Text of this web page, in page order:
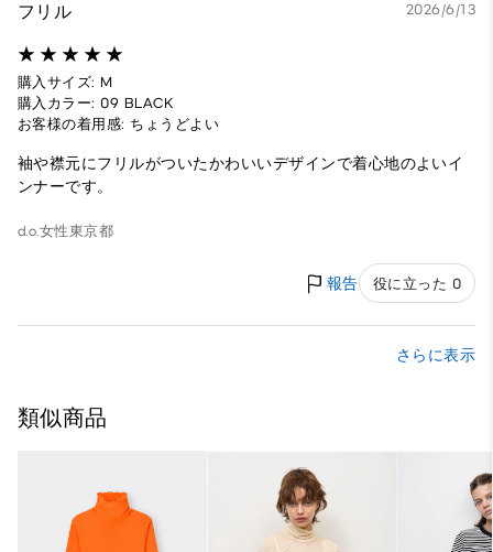
フリル 2026/6/13
購入サイズ: M
購入カラー: 09 BLACK
お客様の着用感: ちょうどよい
袖や襟元にフリルがついたかわいいデザインで着心地のよいイ
ンナーです。
d.o.女性東京都
報告 役に立った 0
さらに表示
類似商品